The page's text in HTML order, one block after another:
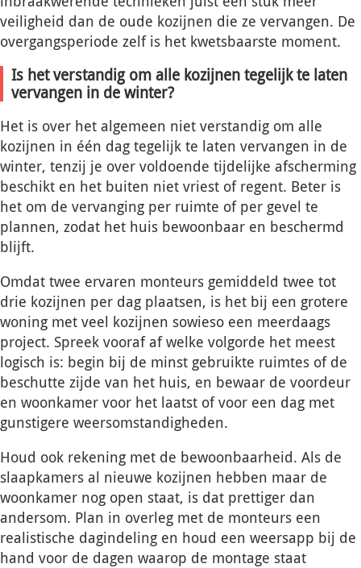
veiligheid dan de oude kozijnen die ze vervangen. De
overgangsperiode zelf is het kwetsbaarste moment.
Is het verstandig om alle kozijnen tegelijk te laten
vervangen in de winter?
Het is over het algemeen niet verstandig om alle
kozijnen in één dag tegelijk te laten vervangen in de
winter, tenzij je over voldoende tijdelijke afscherming
beschikt en het buiten niet vriest of regent. Beter is
het om de vervanging per ruimte of per gevel te
plannen, zodat het huis bewoonbaar en beschermd
blijft.
Omdat twee ervaren monteurs gemiddeld twee tot
drie kozijnen per dag plaatsen, is het bij een grotere
woning met veel kozijnen sowieso een meerdaags
project. Spreek vooraf af welke volgorde het meest
logisch is: begin bij de minst gebruikte ruimtes of de
beschutte zijde van het huis, en bewaar de voordeur
en woonkamer voor het laatst of voor een dag met
gunstigere weersomstandigheden.
Houd ook rekening met de bewoonbaarheid. Als de
slaapkamers al nieuwe kozijnen hebben maar de
woonkamer nog open staat, is dat prettiger dan
andersom. Plan in overleg met de monteurs een
realistische dagindeling en houd een weersapp bij de
hand voor de dagen waarop de montage staat